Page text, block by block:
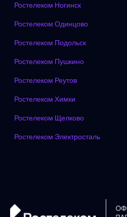
Ростелеком Ногинск
Ростелеком Одинцово
Ростелеком Подольск
Ростелеком Пушкино
Ростелеком Реутов
Ростелеком Химки
Ростелеком Щелково
Ростелеком Электросталь